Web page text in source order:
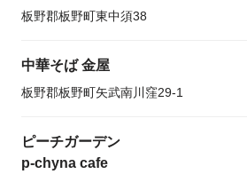
板野郡板野町東中須38
中華そば 金屋
板野郡板野町矢武南川窪29-1
ピーチガーデン
p-chyna cafe